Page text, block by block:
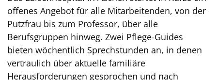
offenes Angebot für alle Mitarbeitenden, von der
Putzfrau bis zum Professor, über alle
Berufsgruppen hinweg. Zwei Pflege-Guides
bieten wöchentlich Sprechstunden an, in denen
vertraulich über aktuelle familiäre
Herausforderungen gesprochen und nach